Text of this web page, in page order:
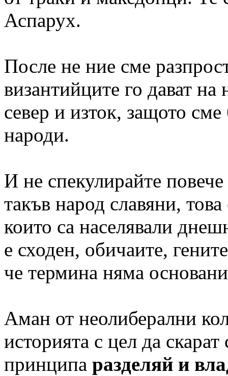
Аспарух.
После не ние сме
византийците го дават
север и изток, защото
народи.
И не спекулирайте
такъв народ славяни,
които са населявали
е сходен, обичаите,
че термина няма
Аман от неолиберални
историята с цел да
принципа разделяй и